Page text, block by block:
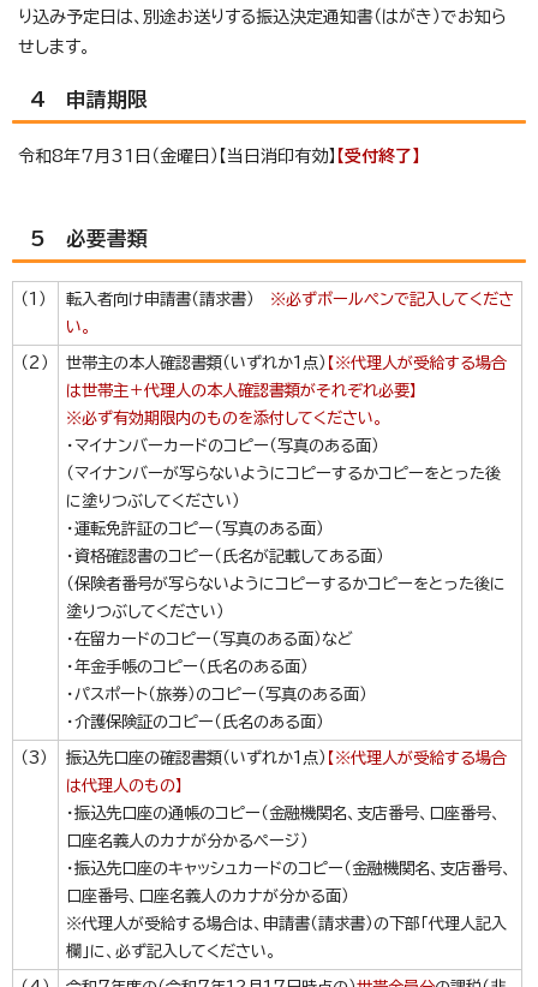
り込み予定日は、別途お送りする振込決定通知書（はがき）でお知ら
せします。
4 申請期限
令和8年7月31日（金曜日）【当日消印有効】 【受付終了】
5 必要書類
（1） 転入者向け申請書（請求書） ※必ずボールペンで記入してくださ
い。
（2） 世帯主の本人確認書類（いずれか1点） 【※代理人が受給する場合
は世帯主＋代理人の本人確認書類がそれぞれ必要】
※必ず有効期限内のものを添付してください。
・マイナンバーカードのコピー（写真のある面）
（マイナンバーが写らないようにコピーするかコピーをとった後
に塗りつぶしてください）
・運転免許証のコピー（写真のある面）
・資格確認書のコピー（氏名が記載してある面）
（保険者番号が写らないようにコピーするかコピーをとった後に
塗りつぶしてください）
・在留カードのコピー（写真のある面）など
・年金手帳のコピー（氏名のある面）
・パスポート（旅券）のコピー（写真のある面）
・介護保険証のコピー（氏名のある面）
（3） 振込先口座の確認書類（いずれか1点） 【※代理人が受給する場合
は代理人のもの】
・振込先口座の通帳のコピー（金融機関名、支店番号、口座番号、
口座名義人のカナが分かるページ）
・振込先口座のキャッシュカードのコピー（金融機関名、支店番号、
口座番号、口座名義人のカナが分かる面）
※代理人が受給する場合は、申請書（請求書）の下部「代理人記入
欄」に、必ず記入してください。